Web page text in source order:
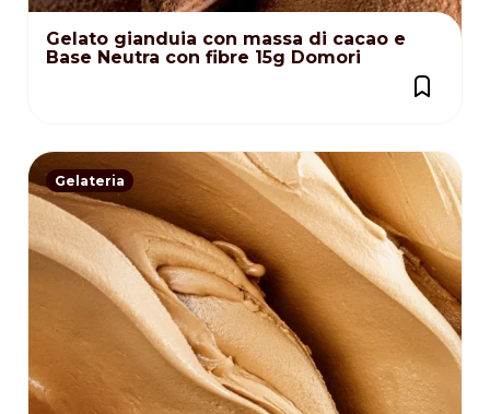
Gelato gianduia con massa di cacao e
Base Neutra con fibre 15g Domori
Gelateria